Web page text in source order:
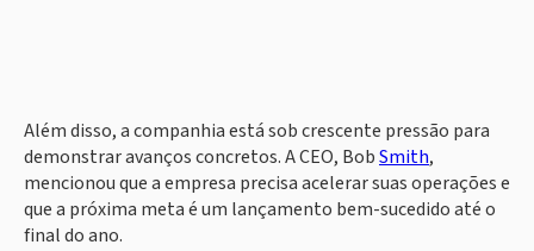
Além disso, a companhia está sob crescente pressão para
demonstrar avanços concretos. A CEO, BobSmith,
mencionou que a empresa precisa acelerar suas operações e
que a próxima meta é um lançamento bem-sucedido até o
final do ano.